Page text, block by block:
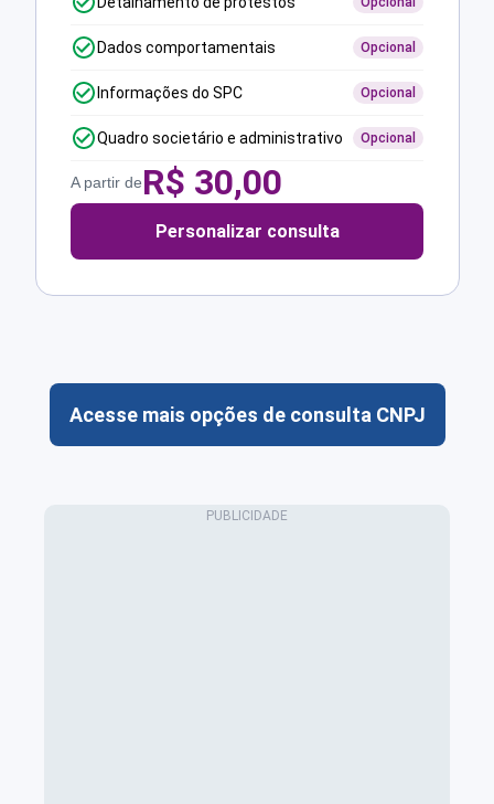
Dados comportamentais Opcional
Informações do SPC Opcional
Quadro societário e administrativo Opcional
A partir deR$ 30,00
Personalizar consulta
Acesse mais opções de consulta CNPJ